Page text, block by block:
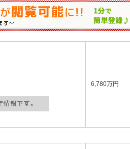
6,780万円